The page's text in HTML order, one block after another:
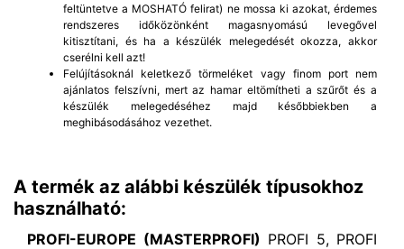
feltüntetve a MOSHATÓ felirat) ne mossa ki azokat, érdemes
rendszeres időközönként magasnyomású levegővel
kitisztítani, és ha a készülék melegedését okozza, akkor
cserélni kell azt!
Felújításoknál keletkező törmeléket vagy finom port nem
ajánlatos felszívni, mert az hamar eltömítheti a szűrőt és a
készülék melegedéséhez majd későbbiekben a
meghibásodásához vezethet.
A termék az alábbi készülék típusokhoz
használható:
PROFI-EUROPE (MASTERPROFI) PROFI 5, PROFI